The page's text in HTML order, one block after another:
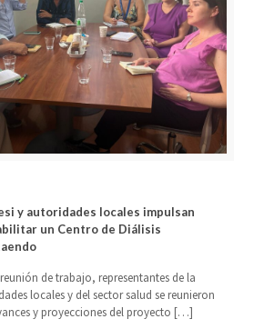
y autoridades locales impulsan
un Centro de Diálisis
de trabajo, representantes de la
locales y del sector salud se reunieron
y proyecciones del proyecto […]